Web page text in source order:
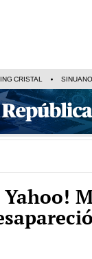
CRISTAL